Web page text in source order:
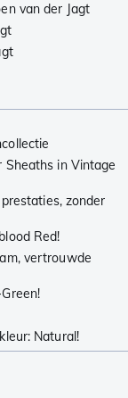
van der Jagt
Sheaths in Vintage
zonder
Red!
vertrouwde
Natural!